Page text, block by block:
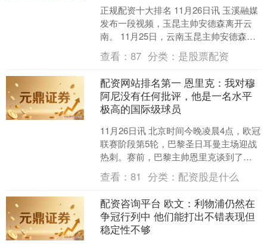
正规配资十大排名 11月26日讯 玉溪融媒
发布一段视频，玉昆主帅安德森离开云
南。 11月25日，云南玉昆主帅安德森乘
坐飞机离开云南，众多球迷在昆明长水
国际机场送....
查看：87 分类： 是股票配资
配资网站排名第一 恩里克：我对穆
阿尼没有任何批评，他是一名水平
极高的国际级球员
11月26日讯 北京时间今晚凌晨4点，欧冠
联赛阶段第5轮，巴黎圣日耳曼主场迎战
热刺。赛前，巴黎主帅恩里克谈到了现
效力热刺的昔日巴黎旧将穆阿尼。 恩里
克说：“我对....
查看：81 分类： 配资股是什么
配资咨询平台 欧文：利物浦仍然在
争冠行列中 他们能打出不错表现但
稳定性不够